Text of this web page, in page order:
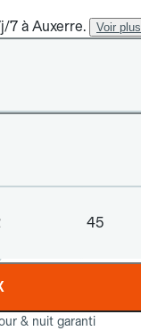
7 à Auxerre. Voir plus
45
& nuit garanti